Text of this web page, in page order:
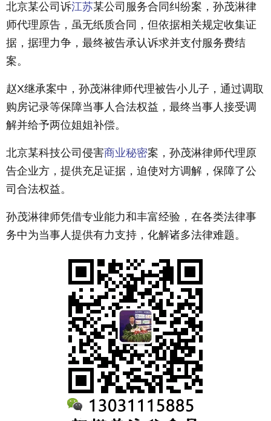
北京某公司诉江苏某公司服务合同纠纷案，孙茂淋律
师代理原告，虽无纸质合同，但依据相关规定收集证
据，据理力争，最终被告承认诉求并支付服务费结
案。
赵X继承案中，孙茂淋律师代理被告小儿子，通过调取
购房记录等保障当事人合法权益，最终当事人接受调
解并给予两位姐姐补偿。
北京某科技公司侵害商业秘密案，孙茂淋律师代理原
告企业方，提供充足证据，迫使对方调解，保障了公
司合法权益。
孙茂淋律师凭借专业能力和丰富经验，在各类法律事
务中为当事人提供有力支持，化解诸多法律难题。